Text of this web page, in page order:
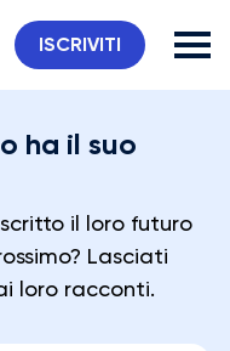
ISCRIVITI
ha il suo
il loro futuro
Lasciati
loro racconti.